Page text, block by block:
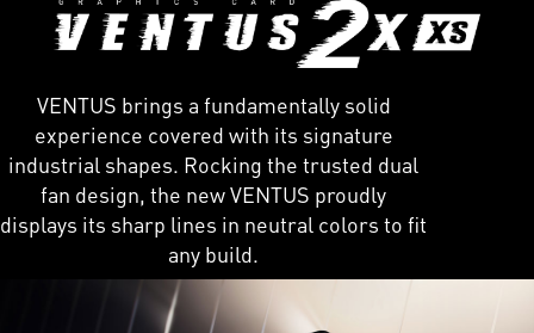
VENTUS brings a fundamentally solid
experience covered with its signature
industrial shapes. Rocking the trusted dual
fan design, the new VENTUS proudly
displays its sharp lines in neutral colors to fit
any build.